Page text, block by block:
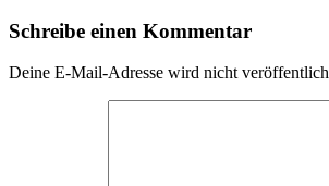
Schreibe einen Kommentar
Deine E-Mail-Adresse wird nicht